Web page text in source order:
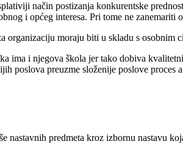
način postizanja konkurentske
i općeg interesa. Pri tome ne zanemariti
moraju biti u skladu s osobnim
ima i njegova škola jer tako dobiva
poslova preuzme složenije poslove
predmeta kroz izbornu nastavu